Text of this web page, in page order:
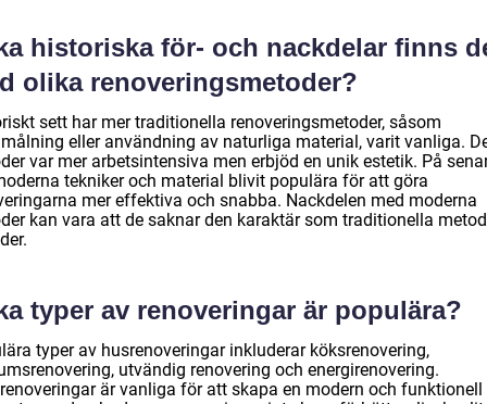
historiska för- och nackdelar finns
olika renoveringsmetoder?
sett har mer traditionella renoveringsmetoder, såsom
eller användning av naturliga material, varit vanliga.
var mer arbetsintensiva men erbjöd en unik estetik. På
tekniker och material blivit populära för att göra
mer effektiva och snabba. Nackdelen med moderna
kan vara att de saknar den karaktär som traditionella
typer av renoveringar är populära?
typer av husrenoveringar inkluderar köksrenovering,
utvändig renovering och energirenovering.
är vanliga för att skapa en modern och funktionell